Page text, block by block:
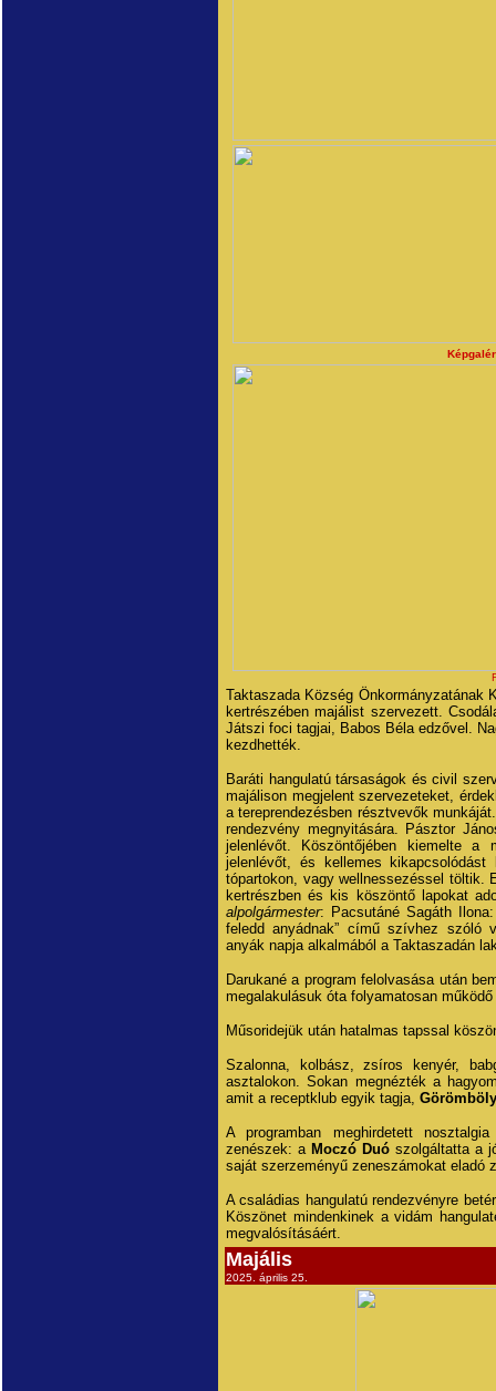
Taktaszada Község Önkormányzatának
kertrészében majálist szervezett.
Játszi foci tagjai, Babos Béla edzővel.
kezdhették.
Baráti hangulatú társaságok és civil
majálison megjelent szervezeteket,
a tereprendezésben résztvevők
rendezvény megnyitására. Pásztor
jelenlévőt. Köszöntőjében kiemelte a
jelenlévőt, és kellemes
tópartokon, vagy wellnessezéssel töltik.
kertrészben és kis köszöntő lapokat
alpolgármester: Pacsutáné Sagáth
feledd anyádnak” című szívhez szóló
anyák napja alkalmából a Taktaszadán
Darukané a program felolvasása után
megalakulásuk óta folyamatosan
Műsoridejük után hatalmas tapssal
Szalonna, kolbász, zsíros kenyér,
asztalokon. Sokan megnézték a
amit a receptklub egyik tagja,
A programban meghirdetett
zenészek: a Moczó Duó szolgáltatta a
saját szerzeményű zeneszámokat eladó
A családias hangulatú rendezvényre
Köszönet mindenkinek a vidám
megvalósításáért.
Majális
2025. április 25.